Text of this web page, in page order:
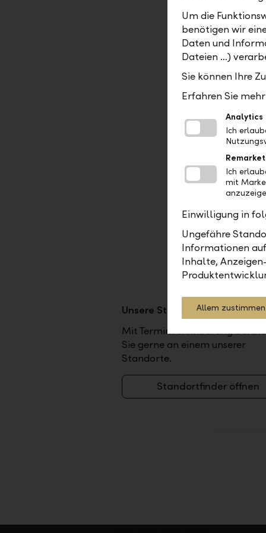
werden
werden.
Unsere Standorte
Mit Terminvereinbarung
Sie gerne an einem unserer
Standorte.
Standortfinder öffnen
Um die
benötigen wir
Daten und
Dateien …)
Sie können Ihre
Erfahren Sie
Analytics
Ich
Ich
mit
Einwilligung in
Ungefähre
Informationen
Inhalte,
Allem zustimmen